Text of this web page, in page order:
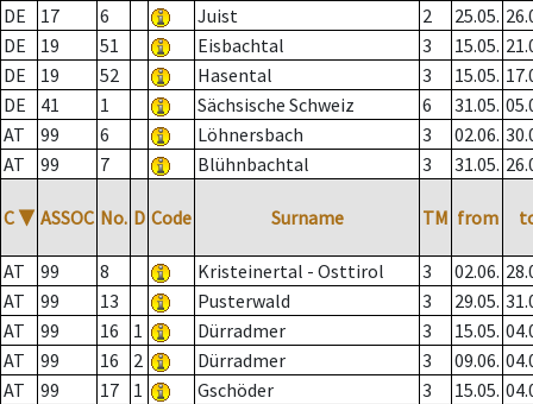
DE 17 6 Juist 2 25.05.
DE
19 51 Eisbachtal 3 15.05.
DE
19 52 Hasental 3 15.05.
DE
41 1 Sächsische Schweiz 6 31.05.
AT
99 6 Löhnersbach 3 02.06.
AT
99 7 Blühnbachtal 3 31.05.
C ▼ ASSOC No. D Code Surname TM from
AT 99 8 Kristeinertal - Osttirol 3 02.06.
AT
99 13 Pusterwald 3 29.05.
AT
99 16 1 Dürradmer 3 15.05.
AT
99 16 2 Dürradmer 3 09.06.
AT
99 17 1 Gschöder 3 15.05.